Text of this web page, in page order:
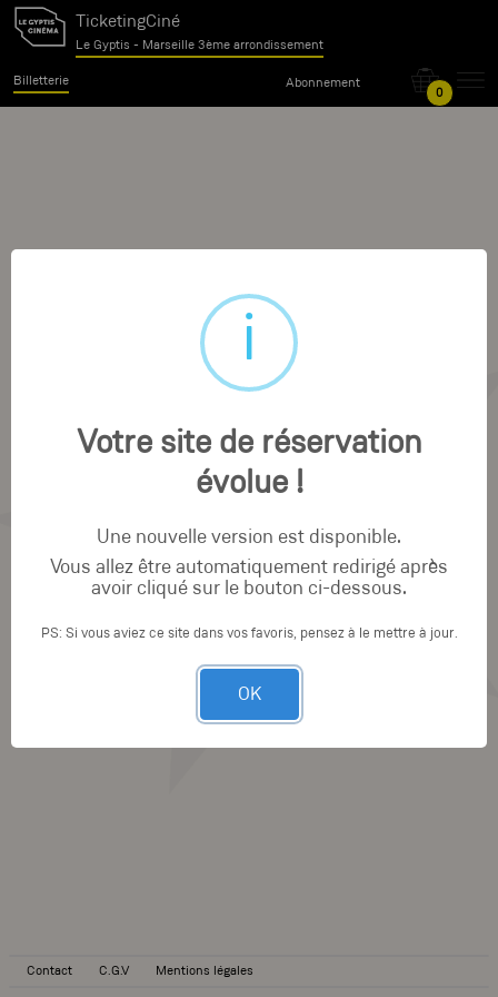
TicketingCiné
Le Gyptis - Marseille 3ème arrondissement
Billetterie Abonnement
0
Contact C.G.V Mentions légales
Votre site de réservation
évolue !
Une nouvelle version est disponible.
Vous allez être automatiquement redirigé après
avoir cliqué sur le bouton ci-dessous.
PS: Si vous aviez ce site dans vos favoris, pensez à le mettre à jour.
OK